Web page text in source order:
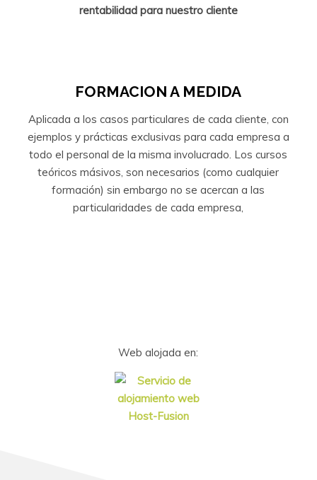
rentabilidad para nuestro cliente
FORMACION A MEDIDA
Aplicada a los casos particulares de cada cliente, con
ejemplos y prácticas exclusivas para cada empresa a
todo el personal de la misma involucrado. Los cursos
teóricos másivos, son necesarios (como cualquier
formación) sin embargo no se acercan a las
particularidades de cada empresa,
Web alojada en: